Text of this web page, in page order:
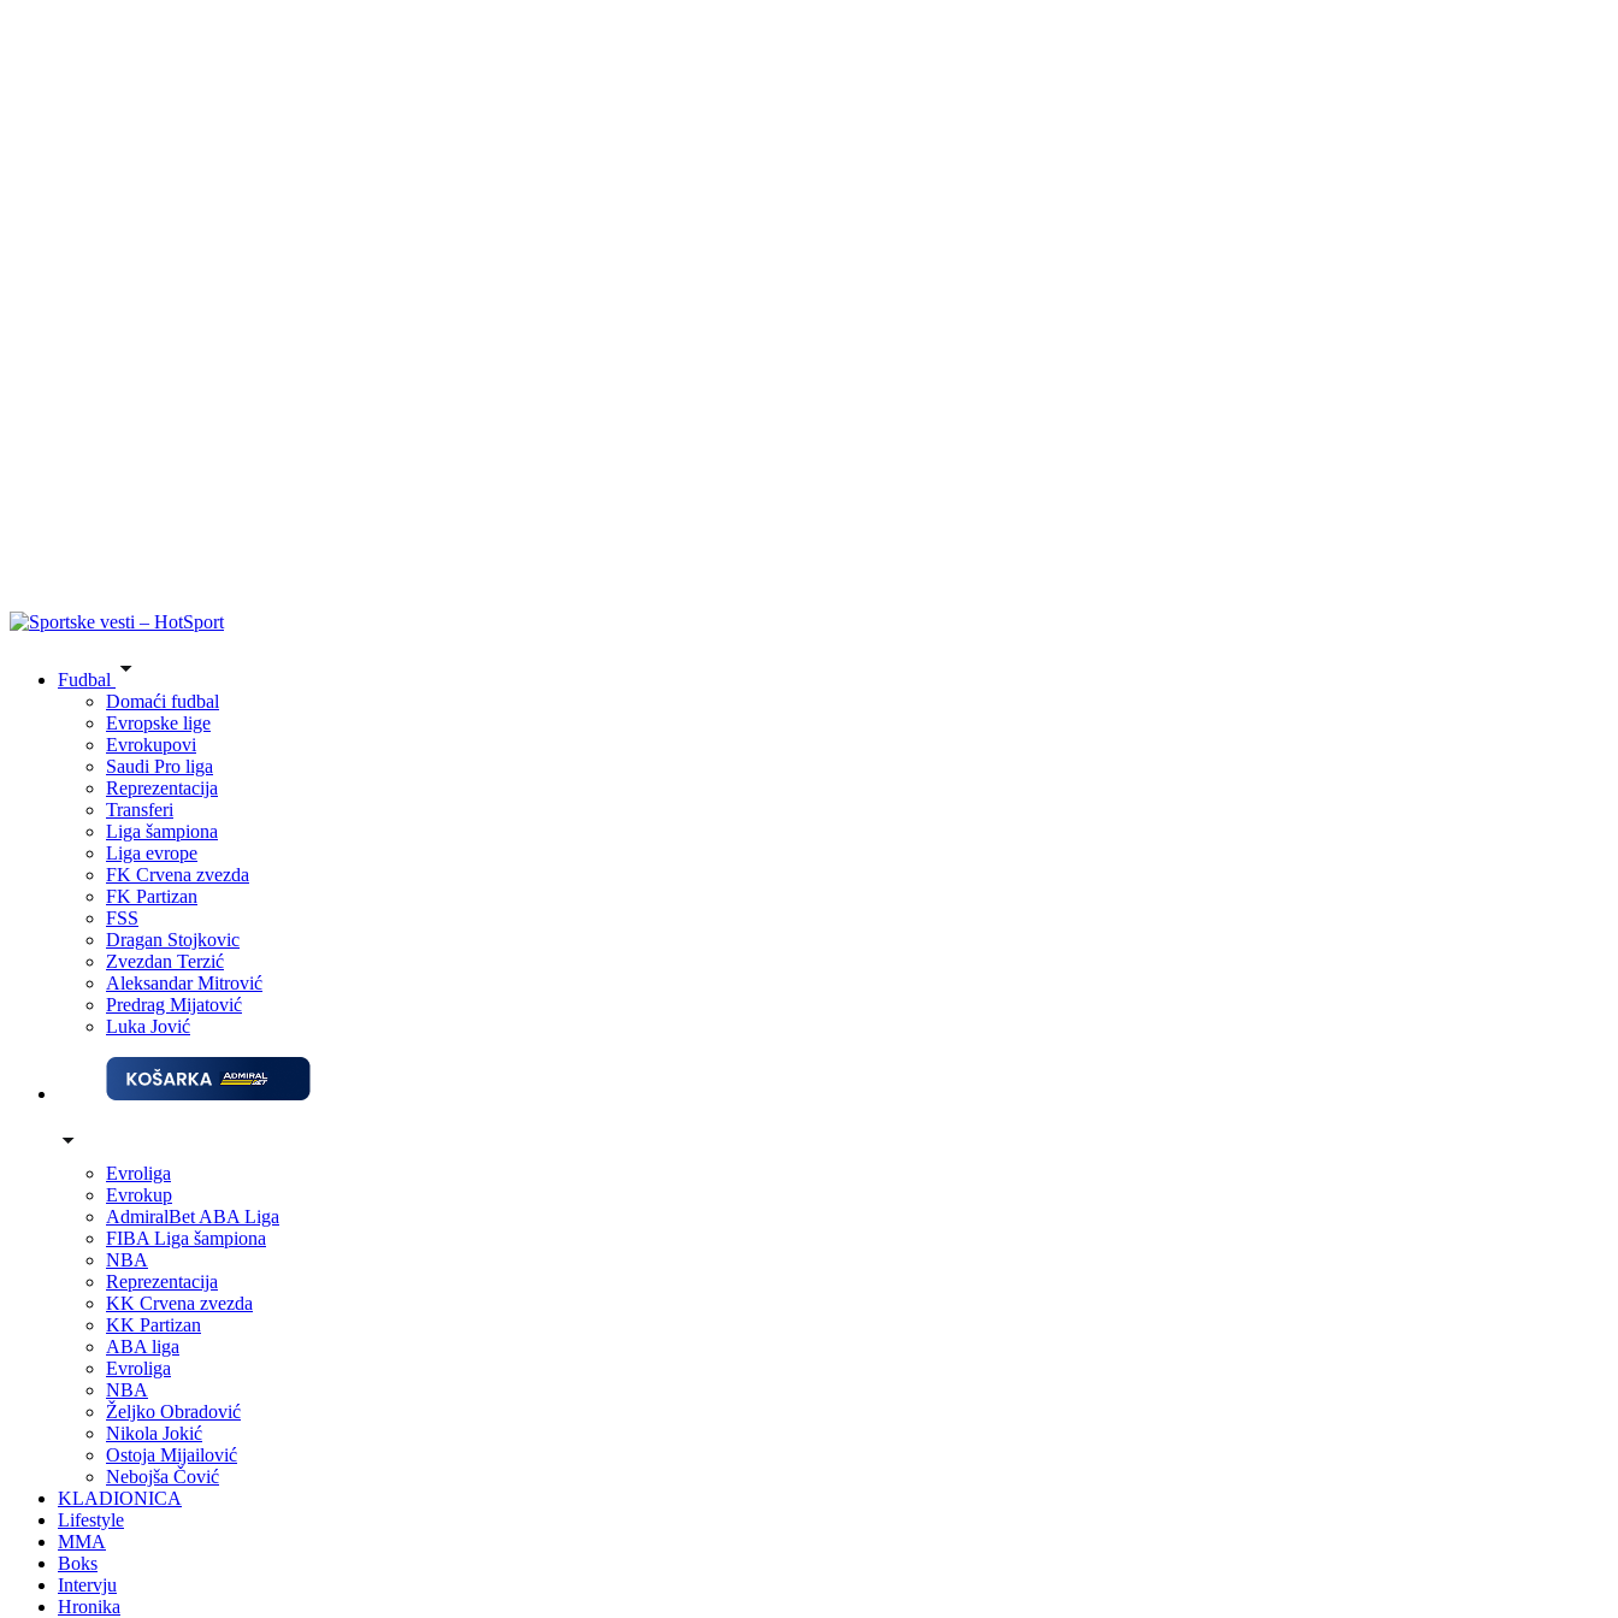
Fudbal
Domaći fudbal
Evropske lige
Evrokupovi
Saudi Pro liga
Reprezentacija
Transferi
Liga šampiona
Liga evrope
FK Crvena zvezda
FK Partizan
FSS
Dragan Stojkovic
Zvezdan Terzić
Aleksandar Mitrović
Predrag Mijatović
Luka Jović
Evroliga
Evrokup
AdmiralBet ABA Liga
FIBA Liga šampiona
NBA
Reprezentacija
KK Crvena zvezda
KK Partizan
ABA liga
Evroliga
NBA
Željko Obradović
Nikola Jokić
Ostoja Mijailović
Nebojša Čović
KLADIONICA
Lifestyle
MMA
Boks
Intervju
Hronika